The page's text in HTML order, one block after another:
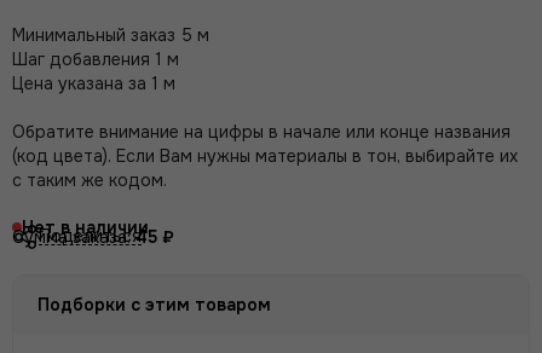
Минимальный заказ 5 м
Шаг добавления 1 м
Цена указана за 1 м
Обратите внимание на цифры в начале или конце названия
(код цвета). Если Вам нужны материалы в тон, выбирайте их
с таким же кодом.
Нет в наличии
Сумма заказа:45 ₽
Поделиться
Подборки с этим товаром